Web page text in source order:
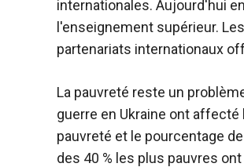
internationales. Aujourd'hui
l'enseignement supérieur.
partenariats internationaux
La pauvreté reste un
guerre en Ukraine ont
pauvreté et le pourcentage
des 40 % les plus pauvres